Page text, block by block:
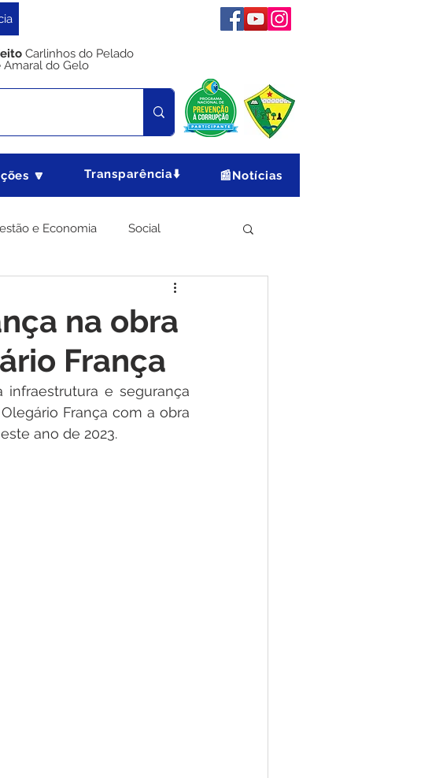
Carlinhos do Pelado
Amaral do Gelo
🔽 Transparência⬇️ 📰Notícias
e Economia Social
Meio Ambiente
Dengue
Nota de Pesar Defesa Civil
na obra
França
e segurança
França com a obra
ano de 2023.